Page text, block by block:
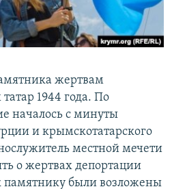
жертвам
1944 года. По
началось с минуты
и крымскотатарского
местной мечети
о жертвах депортации
памятнику были возложены